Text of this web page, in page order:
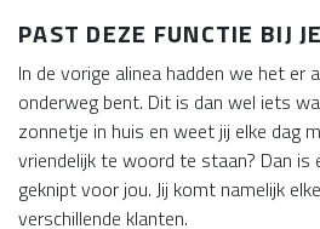
PAST DEZE FUNCTIE BIJ
In de vorige alinea hadden we het er
onderweg bent. Dit is dan wel iets
zonnetje in huis en weet jij elke dag
vriendelijk te woord te staan? Dan is
geknipt voor jou. Jij komt namelijk
verschillende klanten.